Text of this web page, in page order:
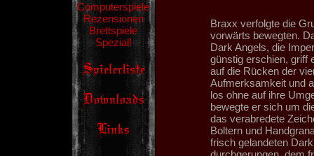
Computerspiele
Rezensionen
Brettspiele
Spezial!
Braxx verfolgte die
vorwärts bewegten.
Dark Angels, die
günstig erschien, griff
auf die Rücken der
Aufmerksamkeit und
los ohne auf ihre
bewegte er sich um
das verabredete
Boltern und
frisch gelandeten